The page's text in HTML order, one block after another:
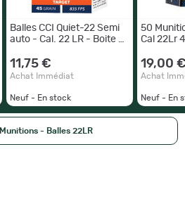
Balles CCI Quiet-22 Semi
auto - Cal. 22 LR - Boite de
11,75 €
Achat Immédiat
Neuf - En stock
50
Cal 22Lr
19,00
Achat
Neuf - En
Munitions - Balles 22LR